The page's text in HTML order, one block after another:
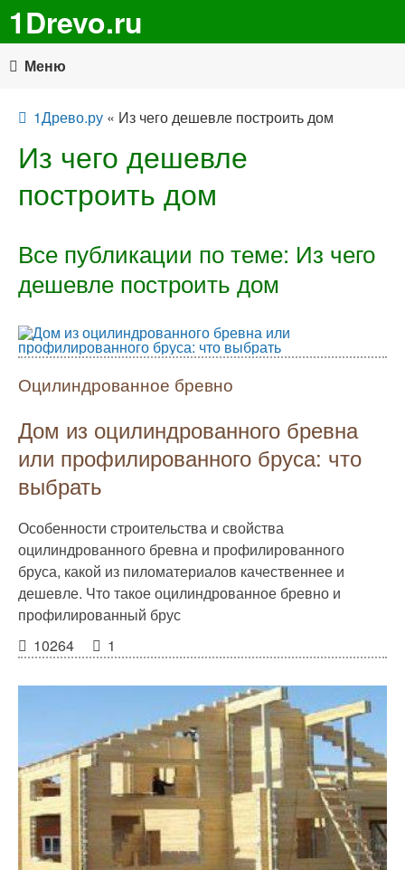
1Drevo.ru
Меню
1Древо.ру « Из чего дешевле построить дом
Из чего дешевле
построить дом
Все публикации по теме: Из чего
дешевле построить дом
Оцилиндрованное бревно
Дом из оцилиндрованного бревна
или профилированного бруса: что
выбрать
Особенности строительства и свойства
оцилиндрованного бревна и профилированного
бруса, какой из пиломатериалов качественнее и
дешевле. Что такое оцилиндрованное бревно и
профилированный брус
10264
1